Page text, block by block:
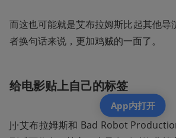
而这也可能就是艾布拉姆斯比起其他导
者换句话来说，更加鸡贼的一面了。
给电影贴上自己的标签
J·J·艾布拉姆斯和 Bad Robot
App内打开